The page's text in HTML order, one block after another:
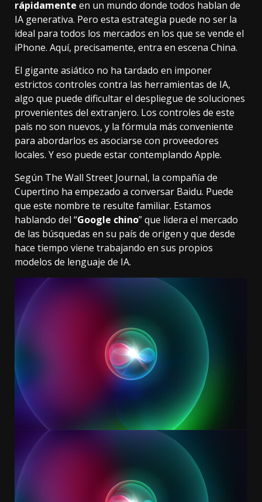
rápidamente en un mundo donde todos hablan de
IA generativa. Pero esta estrategia puede no ser la
ideal para todos los mercados en los que se vende el
iPhone. Aquí, precisamente, entra en escena China.
El gigante asiático no ha tardado en imponer
estrictos controles contra las herramientas de IA,
algo que puede dificultar el despliegue de soluciones
provenientes del extranjero. Los controles de este
país no son nuevos, y la fórmula más conveniente
para abordarlos es asociarse con proveedores
locales. Y eso puede estar contemplando Apple.
Según The Wall Street Journal, la compañía de
Cupertino ha empezado a conversar Baidu. Puede
que este nombre te resulte familiar. Estamos
hablando del “Google chino” que lidera el mercado
de las búsquedas en su país de origen y que desde
hace tiempo viene trabajando en sus propios
modelos de lenguaje de IA.